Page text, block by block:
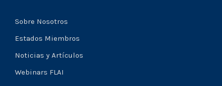
Sobre Nosotros
Estados Miembros
Noticias y Artículos
Webinars FLAI